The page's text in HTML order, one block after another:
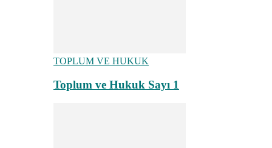
TOPLUM VE HUKUK
Toplum ve Hukuk Sayı 1